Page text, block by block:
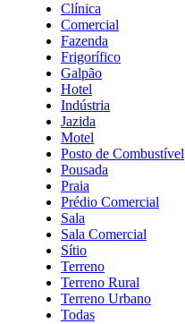
Clínica
Comercial
Fazenda
Frigorífico
Galpão
Hotel
Indústria
Jazida
Motel
Posto de Combustível
Pousada
Praia
Prédio Comercial
Sala
Sala Comercial
Sítio
Terreno
Terreno Rural
Terreno Urbano
Todas